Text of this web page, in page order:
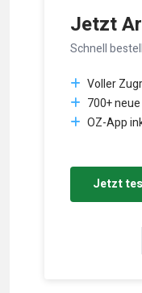
Jetzt
Schnell
Voller
700+
OZ-App
Jetzt